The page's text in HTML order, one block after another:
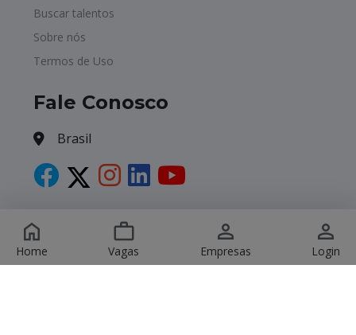
Home Vagas Empresas Login
Buscar talentos
Sobre nós
Termos de Uso
Fale Conosco
Brasil
Copyright © 2026 Havagas. All Rights Reserved.